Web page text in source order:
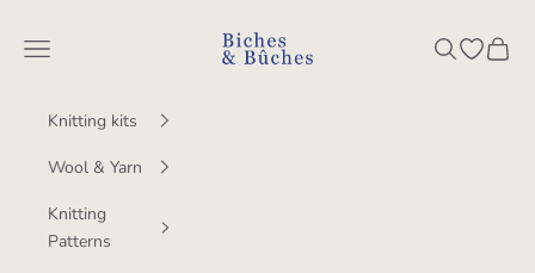
BichesetBuches
Navigation menu SearchOpen
Cart
Knitting kits
Wool & Yarn
Knitting
Patterns